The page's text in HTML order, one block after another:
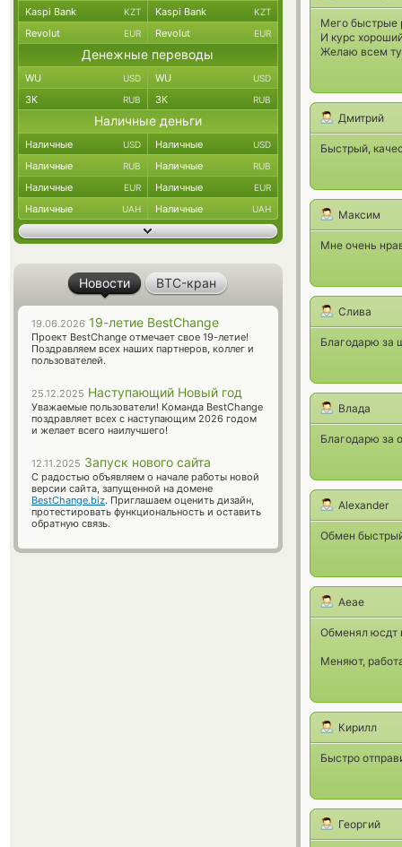
Мего быстрые
И курс
Желаю всем
Дмитрий
Быстрый,
Максим
Мне очень
Слива
Благодарю за
Влада
Благодарю за
Alexander
Обмен
Аеае
Обменял юсдт
Меняют,
Кирилл
Быстро
Георгий
Kaspi Bank KZT Kaspi Bank KZT
Revolut EUR Revolut EUR
Денежные переводы
WU USD WU USD
ЗК RUB ЗК RUB
Наличные деньги
Наличные USD Наличные USD
Наличные RUB Наличные RUB
Наличные EUR Наличные EUR
Наличные UAH Наличные UAH
Новости BTC-кран
19.06.2026 19-летие BestChange
Проект BestChange отмечает свое 19-летие!
Поздравляем всех наших партнеров, коллег и
пользователей.
25.12.2025 Наступающий Новый год
Уважаемые пользователи! Команда BestChange
поздравляет всех с наступающим 2026 годом
и желает всего наилучшего!
12.11.2025 Запуск нового сайта
С радостью объявляем о начале работы новой
версии сайта, запущенной на домене
BestChange.biz. Приглашаем оценить дизайн,
протестировать функциональность и оставить
обратную связь.